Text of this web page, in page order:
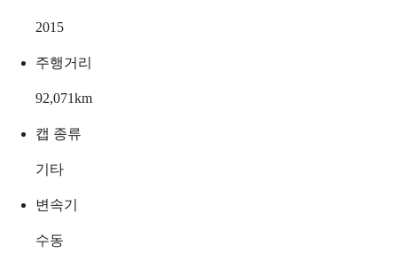
2015
주행거리
92,071km
캡 종류
기타
변속기
수동